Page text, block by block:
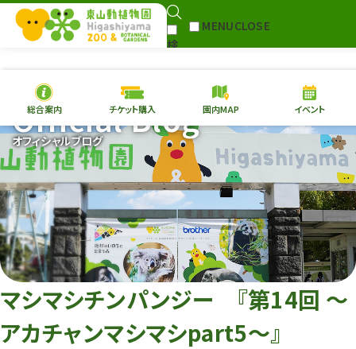
検
MENUCLOSE
本日の開園情報 チケ
園内MAP イベント
総合案内
動物園 植物園
再生プラン
東山動植物園
への支援
環境教育
サイトマップ
総合案内 チケット購入 園内MAP イベント
オフィシャルブログ
Official Blog
マシマシチンパンジー 『第14回 ～
アカチャンマシマシpart5～』